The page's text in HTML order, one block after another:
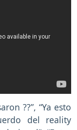
??”, “Ya esto
del reality